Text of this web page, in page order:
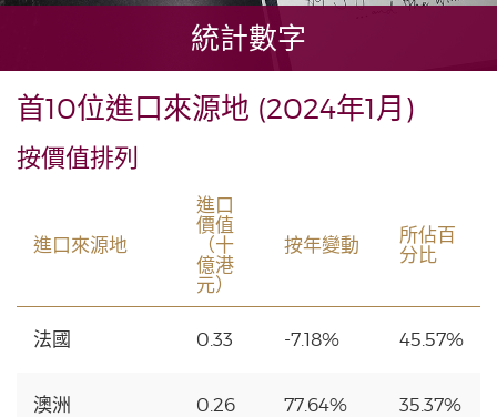
統計數字
首10位進口來源地 (2024年1月)
按價值排列
進口來源地
進口
價值
（十
億港
元）
按年變動
所佔百
分比
法國 0.33 -7.18% 45.57%
澳洲 0.26 77.64% 35.37%